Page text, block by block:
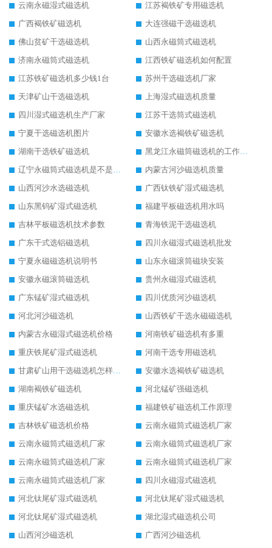
云南永磁湿式磁选机
江苏褐铁矿专用磁选机
广西褐铁矿磁选机
大连强磁干选磁选机
佛山贫矿干选磁选机
山西永磁筒式磁选机
济南永磁筒式磁选机
江西铁矿磁选机如何配置
江苏铁矿磁选机多少钱1台
苏州干选磁选机厂家
天津矿山干选磁选机
上海湿式磁选机质量
四川湿式磁选机生产厂家
江苏干选筒式磁选机
宁夏干选磁选机图片
安徽水选褐铁矿磁选机
湖南干选铁矿磁选机
黑龙江永磁筒磁选机的工作原理
辽宁永磁筒式磁选机是不是强磁
内蒙古河沙磁选机质量
山西河沙水选磁选机
广西钛铁矿湿式磁选机
山东黑钨矿湿式磁选机
福建平板磁选机用水吗
吉林平板磁选机技术参数
青海铁泥干选磁选机
广东干式选铝磁选机
四川永磁湿式磁选机批发
宁夏永磁磁选机说明书
山东永磁滚筒磁块安装
安徽永磁滚筒磁选机
贵州永磁湿式磁选机
广东锰矿湿式磁选机
四川优质河沙磁选机
河北河沙磁选机
山西铁矿干选永磁磁选机
内蒙古永磁湿式磁选机价格
河南铁矿磁选机有多重
重庆铁尾矿湿式磁选机
河南干选专用磁选机
甘肃矿山用干选磁选机怎样调磁
安徽水选褐铁矿磁选机
湖南褐铁矿磁选机
河北锰矿强磁选机
重庆锰矿水选磁选机
福建铁矿磁选机工作原理
吉林铁矿磁选机价格
云南永磁筒式磁选机厂家
云南永磁筒式磁选机厂家
云南永磁筒式磁选机厂家
云南永磁筒式磁选机厂家
云南永磁筒式磁选机厂家
云南永磁筒式磁选机厂家
四川永磁湿式磁选机
河北钛尾矿湿式磁选机
河北钛尾矿湿式磁选机
河北钛尾矿湿式磁选机
湖北湿式磁选机公司
山西河沙磁选机
广西河沙磁选机